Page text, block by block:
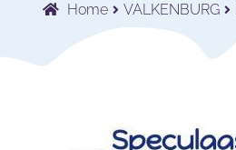
Home VALKENBURG